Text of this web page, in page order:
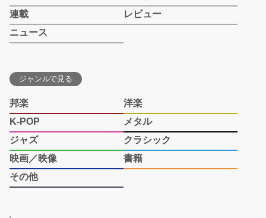
連載
レビュー
ニュース
ジャンルで見る
邦楽
洋楽
K-POP
メタル
ジャズ
クラシック
映画／映像
書籍
その他